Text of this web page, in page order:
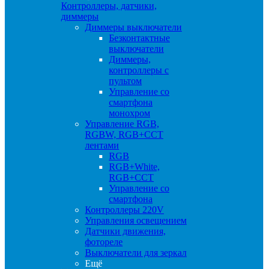
Контроллеры, датчики,
диммеры
Диммеры выключатели
Безконтактные
выключатели
Диммеры,
контроллеры с
пультом
Управление со
смартфона
монохром
Управление RGB,
RGBW, RGB+CCT
лентами
RGB
RGB+White,
RGB+CCT
Управление со
смартфона
Контроллеры 220V
Управления освещением
Датчики движения,
фотореле
Выключатели для зеркал
Ещё